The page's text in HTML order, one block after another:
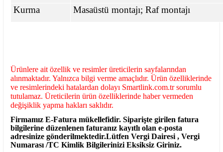
Kurma Masaüstü montajı; Raf montajı
Ürünlere ait özellik ve resimler üreticilerin sayfalarından
alınmaktadır. Yalnızca bilgi verme amaçlıdır. Ürün özelliklerinde
ve resimlerindeki hatalardan dolayı Smartlink.com.tr sorumlu
tutulamaz. Üreticilerin ürün özelliklerinde haber vermeden
değişiklik yapma hakları saklıdır.
Firmamız E-Fatura mükellefidir. Siparişte girilen fatura
bilgilerine düzenlenen faturanız kayıtlı olan e-posta
adresinize gönderilmektedir.Lütfen Vergi Dairesi , Vergi
Numarası /TC Kimlik Bilgilerinizi Eksiksiz Giriniz.